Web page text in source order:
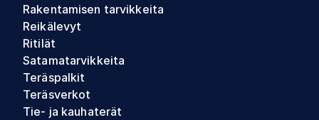
Rakentamisen tarvikkeita
Reikälevyt
Ritilät
Satamatarvikkeita
Teräspalkit
Teräsverkot
Tie- ja kauhaterät